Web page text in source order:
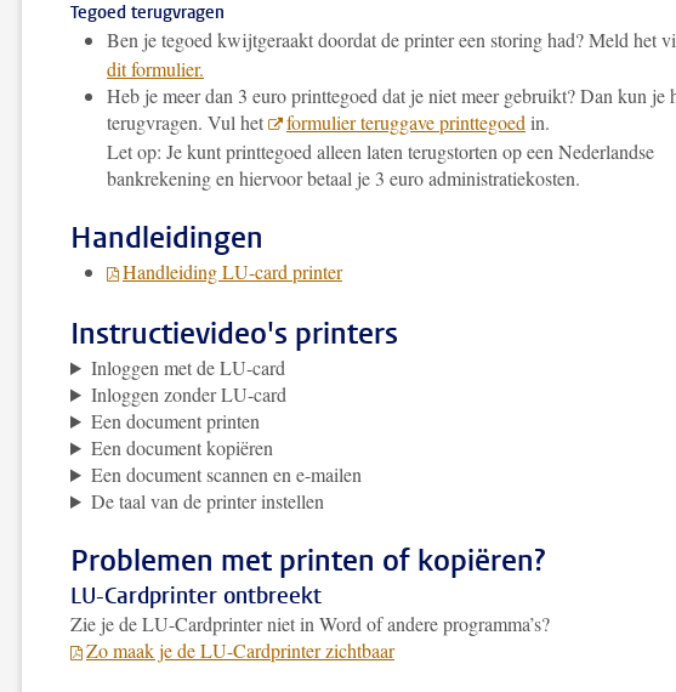
Tegoed terugvragen
Ben je tegoed kwijtgeraakt doordat de printer een storing had? Meld het
dit formulier.
Heb je meer dan 3 euro printtegoed dat je niet meer gebruikt? Dan kun je
terugvragen. Vul het
formulier teruggave printtegoed in.
Let op: Je kunt printtegoed alleen laten terugstorten op een Nederlandse
bankrekening en hiervoor betaal je 3 euro administratiekosten.
Handleidingen
Handleiding LU-card printer
Instructievideo's printers
Inloggen met de LU-card
Inloggen zonder LU-card
Een document printen
Een document kopiëren
Een document scannen en e-mailen
De taal van de printer instellen
Problemen met printen of kopiëren?
LU-Cardprinter ontbreekt
Zie je de LU-Cardprinter niet in Word of andere programma’s?
Zo maak je de LU-Cardprinter zichtbaar